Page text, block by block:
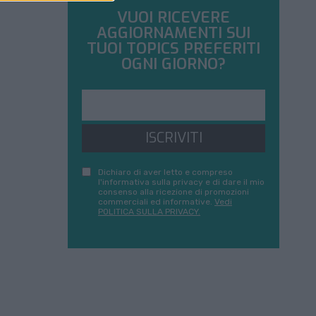
VUOI RICEVERE
AGGIORNAMENTI SUI
TUOI TOPICS PREFERITI
OGNI GIORNO?
ISCRIVITI
Dichiaro di aver letto e compreso
l'informativa sulla privacy e di dare il mio
consenso alla ricezione di promozioni
commerciali ed informative. Vedi
POLITICA SULLA PRIVACY.